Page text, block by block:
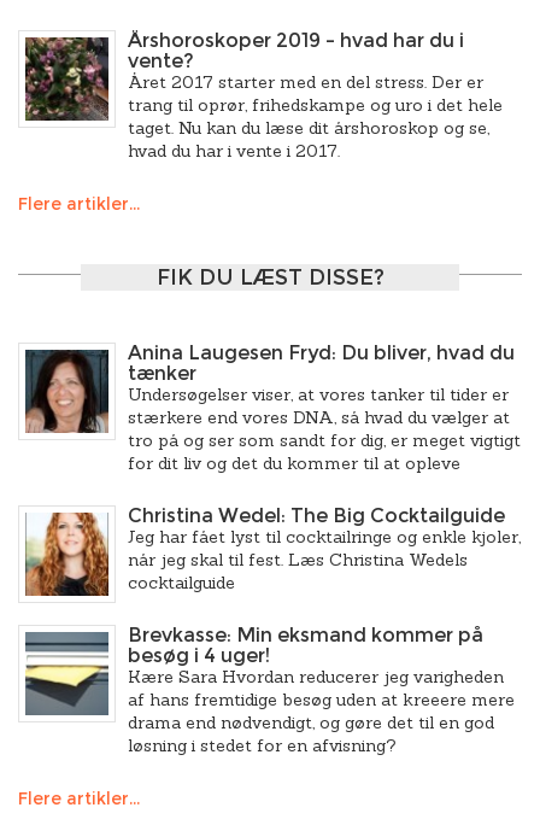
Årshoroskoper 2019 – hvad har du i
vente?
Året 2017 starter med en del stress. Der er
trang til oprør, frihedskampe og uro i det hele
taget. Nu kan du læse dit årshoroskop og se,
hvad du har i vente i 2017.
Flere artikler...
FIK DU LÆST DISSE?
Anina Laugesen Fryd: Du bliver, hvad du
tænker
Undersøgelser viser, at vores tanker til tider er
stærkere end vores DNA, så hvad du vælger at
tro på og ser som sandt for dig, er meget vigtigt
for dit liv og det du kommer til at opleve
Christina Wedel: The Big Cocktailguide
Jeg har fået lyst til cocktailringe og enkle kjoler,
når jeg skal til fest. Læs Christina Wedels
cocktailguide
Brevkasse: Min eksmand kommer på
besøg i 4 uger!
Kære Sara Hvordan reducerer jeg varigheden
af hans fremtidige besøg uden at kreeere mere
drama end nødvendigt, og gøre det til en god
løsning i stedet for en afvisning?
Flere artikler...